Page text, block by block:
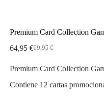
Premium Card Collection
69,95€
El
original
69,95 €.
64,95 €El
actual
64,95 €.
Premium Card Collection
Contiene 12 cartas